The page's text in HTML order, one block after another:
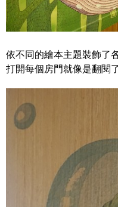
依不同的繪本主題裝飾了
打開每個房門就像是翻閱